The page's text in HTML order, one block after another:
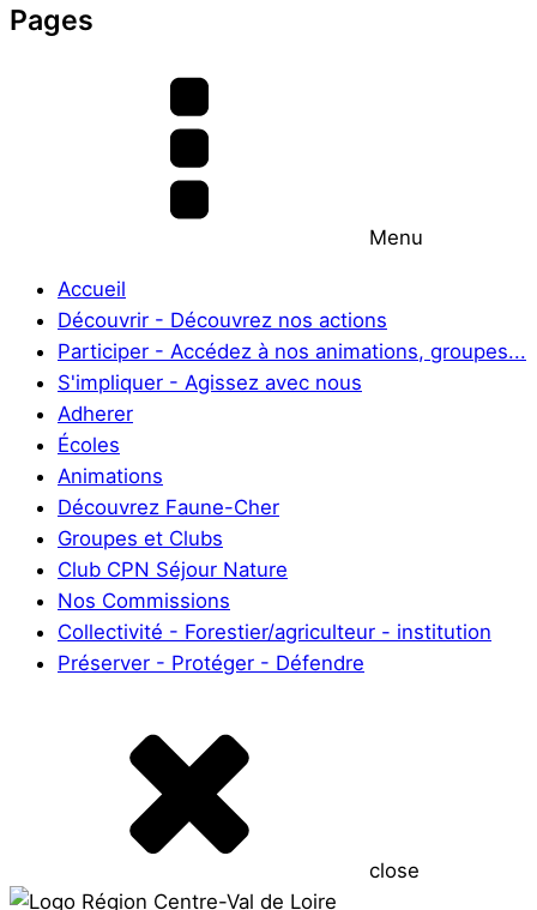
Pages
Menu
Accueil
Découvrir - Découvrez nos actions
Participer - Accédez à nos animations, groupes...
S'impliquer - Agissez avec nous
Adherer
Écoles
Animations
Découvrez Faune-Cher
Groupes et Clubs
Club CPN Séjour Nature
Nos Commissions
Collectivité - Forestier/agriculteur - institution
Préserver - Protéger - Défendre
close